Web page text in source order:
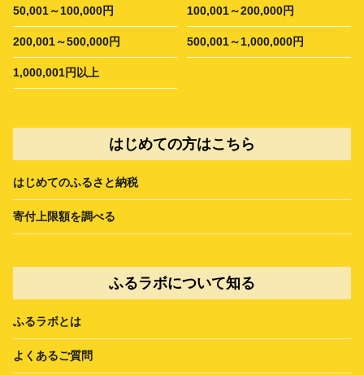
50,001～100,000円 100,001～200,000円
200,001～500,000円 500,001～1,000,000円
1,000,001円以上
はじめての方はこちら
はじめてのふるさと納税
寄付上限額を調べる
ふるラボについて知る
ふるラボとは
よくあるご質問